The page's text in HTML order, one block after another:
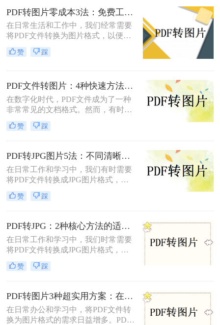
PDF转图片零成本3法：免费工具的转换精度和限制对比！
在日常生活和工作中，我们经常需要
将PDF文件转换为图片格式，以便于
分享、编辑或打印。那么怎么不花钱
把pdf转成图片呢？本文将介绍三种不
赞 踩
PDF文件转图片：4种快速方法的速度排名和操作步骤！
在数字化时代，PDF文件成为了一种
非常常见的文档格式。然而，有时候
我们需要将PDF文件转换为图片格
式，以便于在网页或者其他媒体上使
本文将为您介绍几种简单、快速且高
效的转换方法。
赞 踩
PDF转JPG图片5法：不同清晰度需求下的最优选择！
在日常工作和学习中，我们有时需要
将PDF文件转换成JPG图片格式，以
便于在社交媒体、网站或打印设备上
展示和分享。那么pdf怎么转换成jpg
成JPG图片的方法。每种方法都有其
独特的优缺点和适用场景，用户可以
根据自己的需求选择最合适的方法。
赞 踩
PDF转JPG：2种核心方法的适用场景和操作差异！
在日常工作和学习中，我们时常需要
将PDF文件转换成JPG图片格式，以
便于在多种设备和平台上进行浏览、
编辑和分享。那么怎么把pdf转换成
JPG的方法。
赞 踩
PDF转图片3种超实用方案：在线、客户端、截图各自优势！
在日常办公和学习中，将PDF文件转
换为图片格式的需求日益增多。PDF